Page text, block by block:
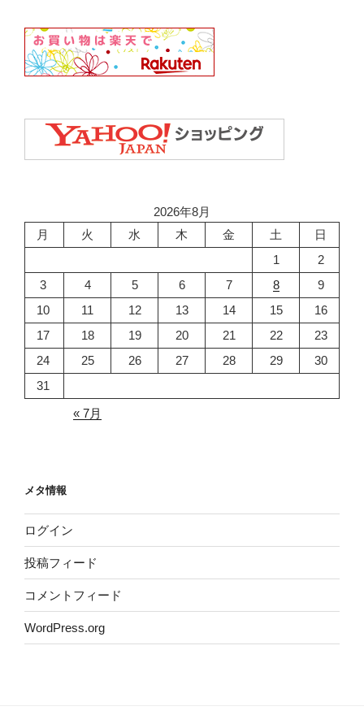
2026年8月
月
火 水 木 金 土
日
1
2
3
4 5 6 7 8
9
10
11 12 13 14 15
16
17
18 19 20 21 22
23
24
25 26 27 28 29
30
31
« 7月
メタ情報
ログイン
投稿フィード
コメントフィード
WordPress.org